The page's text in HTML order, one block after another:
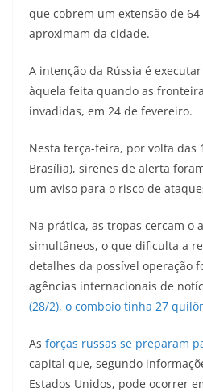
que cobrem um extensão de
aproximam da cidade.
A intenção da Rússia é
àquela feita quando as
invadidas, em 24 de fevereiro.
Nesta terça-feira, por volta das
Brasília), sirenes de alerta
um aviso para o risco de
Na prática, as tropas cercam o
simultâneos, o que dificulta a
detalhes da possível operação
agências internacionais de
(28/2), o comboio tinha 27
As forças russas se preparam
capital que, segundo
Estados Unidos, pode ocorrer